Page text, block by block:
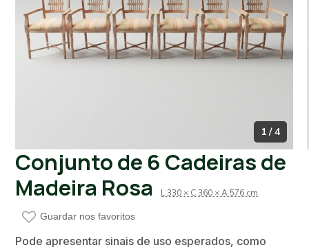
1 / 4
Conjunto de 6 Cadeiras de
Madeira Rosa
L 330 × C 360 × A 576 cm
Guardar nos favoritos
Pode apresentar sinais de uso esperados, como